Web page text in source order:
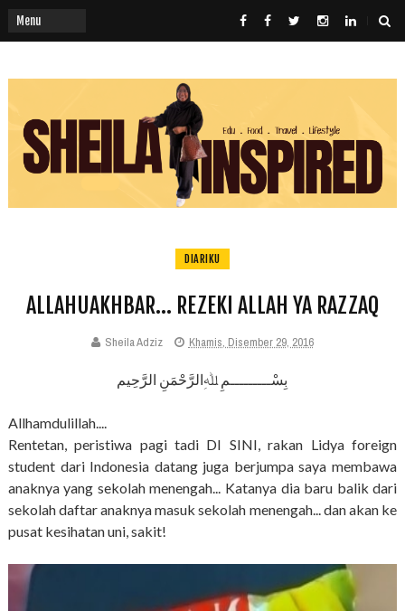
DIARIKU
ALLAHUAKHBAR... REZEKI ALLAH YA RAZZAQ
Sheila Adziz Khamis, Disember 29, 2016
بِسْـــــــــمِ ﷲِالرَّحْمَنِ الرَّحِيم
Allhamdulillah....
Rentetan, peristiwa pagi tadi DI SINI, rakan Lidya foreign
student dari Indonesia datang juga berjumpa saya membawa
anaknya yang sekolah menengah... Katanya dia baru balik dari
sekolah daftar anaknya masuk sekolah menengah... dan akan ke
pusat kesihatan uni, sakit!